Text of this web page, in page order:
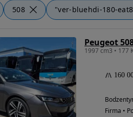
508 "ver-bluehdi-180-
Peugeot
1997 cm3 • 177
160
Firma •